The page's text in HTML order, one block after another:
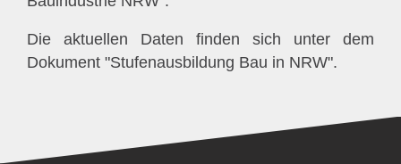
Die aktuellen Daten finden sich unter dem
Dokument "Stufenausbildung Bau in NRW".